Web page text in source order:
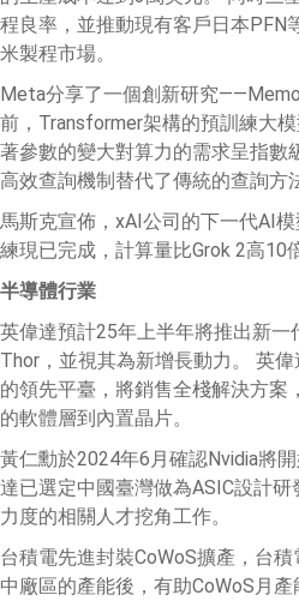
程良率，並推動現有客戶日本PFN
米製程市場。
Meta分享了一個創新研究
前，Transformer架構的預訓練大
著參數的變大對算力的需求呈指數
高效查詢機制替代了傳統的查詢方
馬斯克宣佈，xAI公司的下一代AI
練現已完成，計算量比Grok 2高10
半導體行業
英偉達預計25年上半年將推出新
Thor，並視其為新增長動力。 英
的領先平臺，將銷售全棧解決方案
的軟體層到內置晶片。
黃仁勳於2024年6月確認Nvidia將
達已選定中國臺灣做為ASIC設計
力度的相關人才挖角工作。
台積電先進封裝CoWoS擴產，台
中廠區的產能後，有助CoWoS月